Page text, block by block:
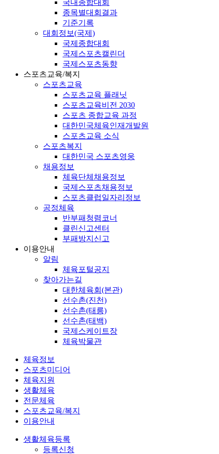
국내종합대회
종목별대회결과
기준기록
대회정보(국제)
국제종합대회
국제스포츠캘린더
국제스포츠동향
스포츠교육/복지
스포츠교육
스포츠교육 플래닛
스포츠교육비전 2030
스포츠 종합교육 과정
대한민국체육인재개발원
스포츠교육 소식
스포츠복지
대한민국 스포츠영웅
채용정보
체육단체채용정보
국제스포츠채용정보
스포츠클럽일자리정보
공정체육
반부패청렴코너
클린신고센터
부패방지신고
이용안내
알림
체육포털공지
찾아가는길
대한체육회(본관)
선수촌(진천)
선수촌(태릉)
선수촌(태백)
국제스케이트장
체육박물관
체육정보
스포츠미디어
체육지원
생활체육
전문체육
스포츠교육/복지
이용안내
생활체육등록
등록신청